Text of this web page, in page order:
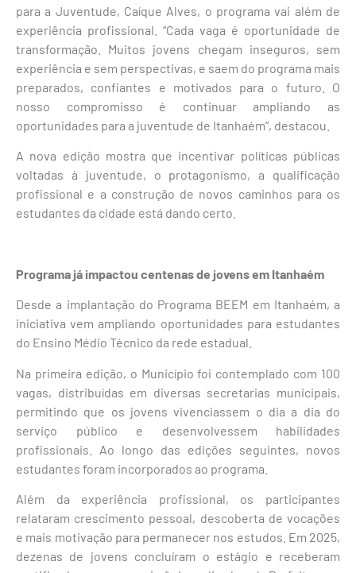
para a Juventude, Caíque Alves, o programa vai além de
experiência profissional. “Cada vaga é oportunidade de
transformação. Muitos jovens chegam inseguros, sem
experiência e sem perspectivas, e saem do programa mais
preparados, confiantes e motivados para o futuro. O
nosso compromisso é continuar ampliando as
oportunidades para a juventude de Itanhaém”, destacou.
A nova edição mostra que incentivar políticas públicas
voltadas à juventude, o protagonismo, a qualificação
profissional e a construção de novos caminhos para os
estudantes da cidade está dando certo.
Programa já impactou centenas de jovens em Itanhaém
Desde a implantação do Programa BEEM em Itanhaém, a
iniciativa vem ampliando oportunidades para estudantes
do Ensino Médio Técnico da rede estadual.
Na primeira edição, o Município foi contemplado com 100
vagas, distribuídas em diversas secretarias municipais,
permitindo que os jovens vivenciassem o dia a dia do
serviço público e desenvolvessem habilidades
profissionais. Ao longo das edições seguintes, novos
estudantes foram incorporados ao programa.
Além da experiência profissional, os participantes
relataram crescimento pessoal, descoberta de vocações
e mais motivação para permanecer nos estudos. Em 2025,
dezenas de jovens concluíram o estágio e receberam